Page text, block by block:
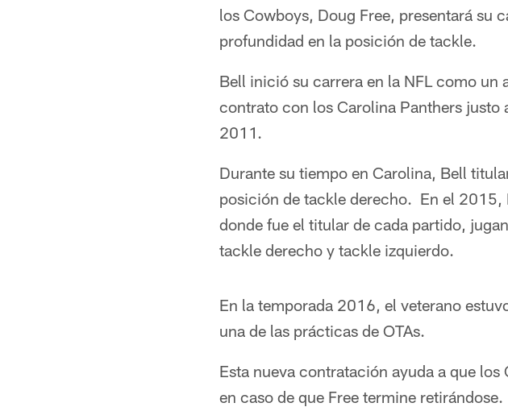
los Cowboys, Doug Free, presentará su
profundidad en la posición de tackle.
Bell inició su carrera en la NFL como
contrato con los Carolina Panthers
2011.
Durante su tiempo en Carolina, Bell
posición de tackle derecho. En el 2015,
donde fue el titular de cada partido,
tackle derecho y tackle izquierdo.
En la temporada 2016, el veterano
una de las prácticas de OTAs.
Esta nueva contratación ayuda a que
en caso de que Free termine retirándose.